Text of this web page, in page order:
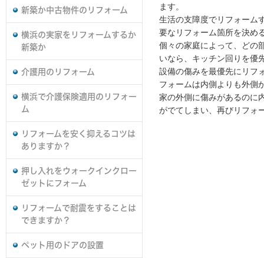
新築か中古物件のリフォーム
横浜の実家をリフォームするか
新築か
介護用のリフォーム
横浜で介護保険適用のリフォー
ム
リフォームを安く抑えるコツは
ありますか？
押し入れをウォークインクロー
ゼットにフォーム
リフォームで耐震をすることは
できますか？
ペット用のドアの設置
ます。
生活の支障度でリフォーム
要なリフォーム箇所を決め
個々の家庭によって、どの
いなら、キッチン回りを優
設備の傷みを最優先にリフ
フォームは内側よりも外側
家の外側に傷みがあるのに
がでてしまい、再びリフォ